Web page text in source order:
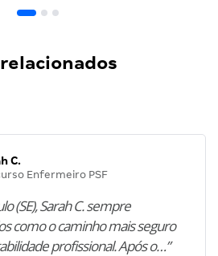
C.
Enfermeiro PSF
(SE), Sarah C. sempre
como o caminho mais seguro
profissional. Após o…”